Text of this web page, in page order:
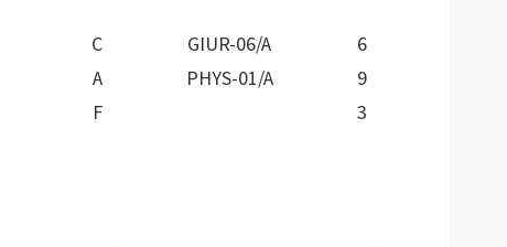
C GIUR-06/A
6
A PHYS-01/A
9
F 3